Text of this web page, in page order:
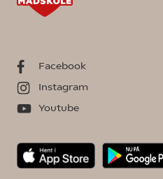
Facebook
Instagram
Youtube